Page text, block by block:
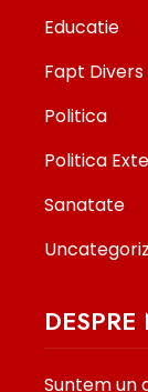
Educatie
Fapt Divers
Politica
Politica
Sanatate
Suntem un